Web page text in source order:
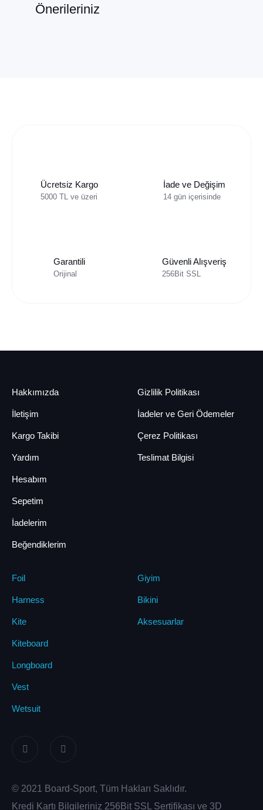
Önerileriniz
Ücretsiz Kargo
5000 TL ve üzeri
İade ve Değişim
14 gün içerisinde
Garantili
Orijinal
Güvenli Alışveriş
256Bit SSL
Hakkımızda
İletişim
Kargo Takibi
Yardım
Gizlilik Politikası
İadeler ve Geri Ödemeler
Çerez Politikası
Teslimat Bilgisi
Hesabım
Sepetim
İadelerim
Beğendiklerim
Foil
Harness
Kite
Kiteboard
Longboard
Vest
Wetsuit
Giyim
Bikini
Aksesuarlar
© 2021 Board-Sport, Tüm Hakları Saklıdır.
Kredi Kartı Bilgileriniz 256Bit SSL Sertifikası ve 3D